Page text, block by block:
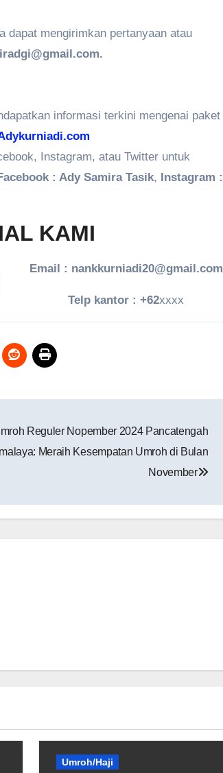
dapat mengirimkan pertanyaan atau
informasi terkini mengenai paket
Instagram, atau Twitter untuk
: Ady Samira Tasik, Instagram :
KAMI
Email : nankkurniadi20@gmail.com
Telp kantor : +62xxxx
Reguler Nopember 2024 Pancatengah
Meraih Kesempatan Umroh di Bulan
November
Umroh/Haji